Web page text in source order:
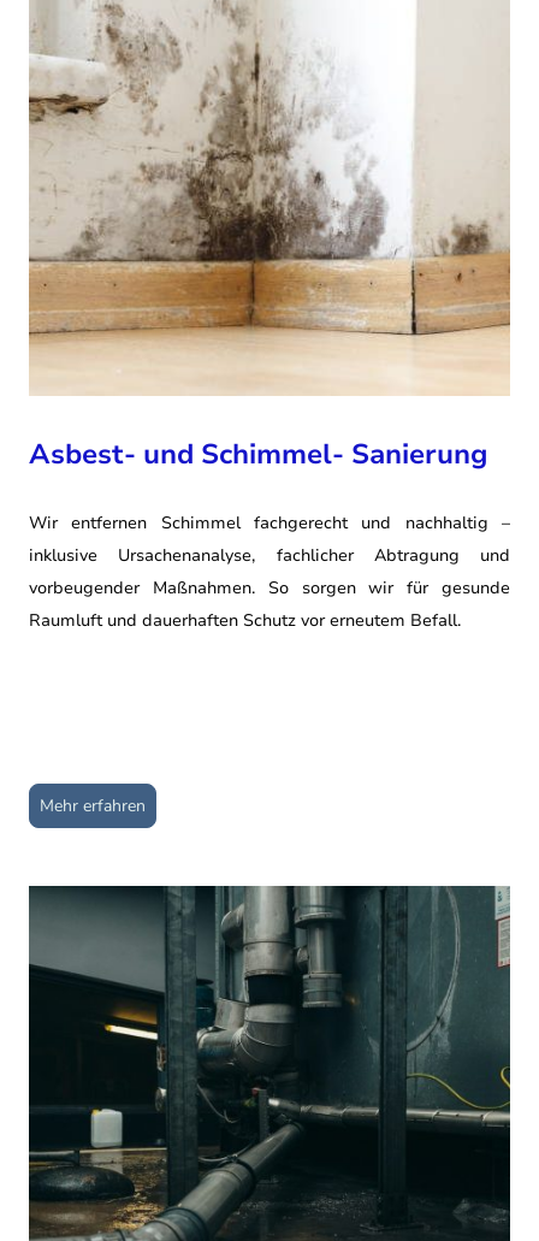
Asbest- und Schimmel- Sanierung
Wir entfernen Schimmel fachgerecht und nachhaltig –
inklusive Ursachenanalyse, fachlicher Abtragung und
vorbeugender Maßnahmen. So sorgen wir für gesunde
Raumluft und dauerhaften Schutz vor erneutem Befall.
Mehr erfahren